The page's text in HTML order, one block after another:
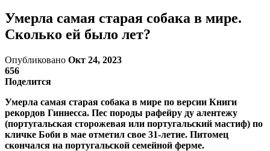
Умерла самая старая собака в мире.
Сколько ей было лет?
Опубликовано Окт 24, 2023
656
Поделится
Умерла самая старая собака в мире по версии Книги
рекордов Гиннесса. Пес породы рафейру ду алентежу
(португальская сторожевая или португальский мастиф) по
кличке Боби в мае отметил свое 31-летие. Питомец
скончался на португальской семейной ферме.